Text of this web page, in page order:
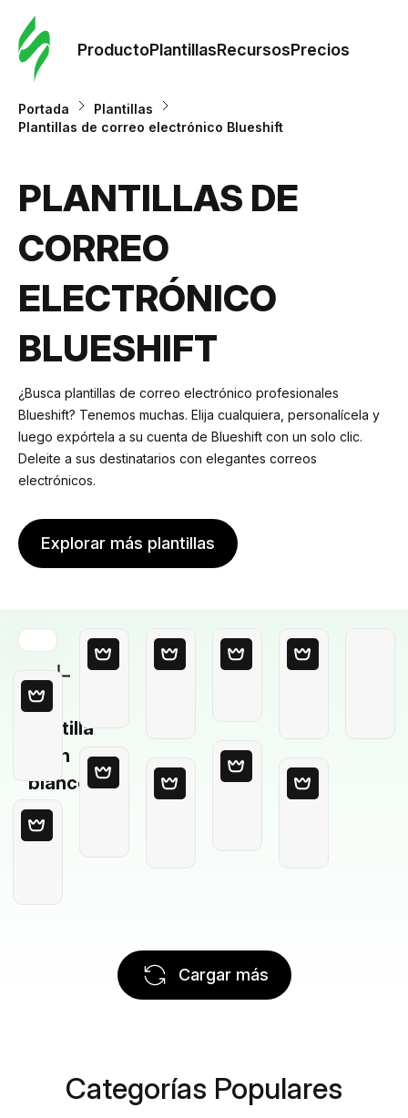
ProductoPlantillasRecursosPrecios
Portada
Plantillas
Plantillas de correo electrónico Blueshift
PLANTILLAS DE
CORREO
ELECTRÓNICO
BLUESHIFT
¿Busca plantillas de correo electrónico profesionales
Blueshift? Tenemos muchas. Elija cualquiera, personalícela y
luego expórtela a su cuenta de Blueshift con un solo clic.
Deleite a sus destinatarios con elegantes correos
electrónicos.
Explorar más plantillas
Plantilla
en
blanco
Cargar más
Categorías Populares